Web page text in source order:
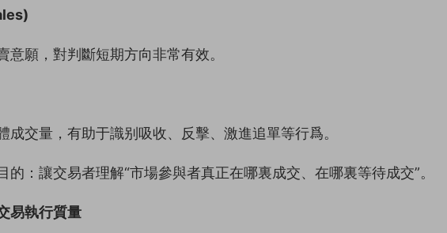
願，對判斷短期方向非常有效。
成交量，有助于識别吸收、反擊、激進追單等行爲。
：讓交易者理解“市場參與者真正在哪裏成交、在哪裏等待成交”。
易執行質量